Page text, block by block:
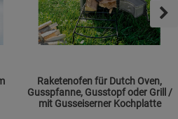
Raketenofen für Dutch Oven,
Gusspfanne, Gusstopf oder Grill /
mit Gusseiserner Kochplatte